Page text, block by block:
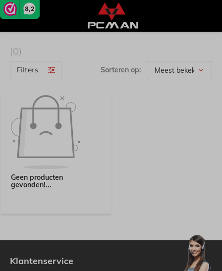
8,2
(0)
Filters Sorteren op:
Geen producten
gevonden!...
Klantenservice